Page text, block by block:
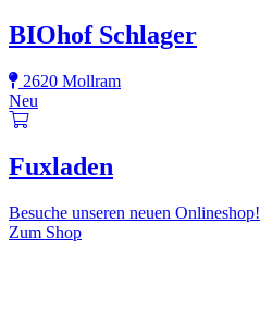
BIOhof Schlager
2620 Mollram
Neu
Fuxladen
Besuche unseren neuen Onlineshop!
Zum Shop